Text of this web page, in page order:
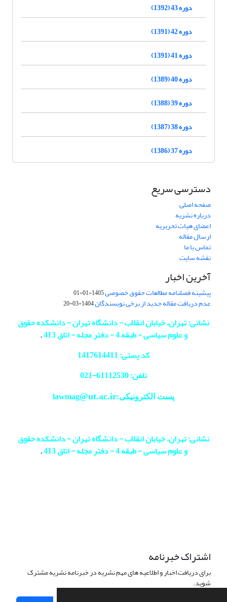
دوره 43 (1392)
دوره 42 (1391)
دوره 41 (1391)
دوره 40 (1389)
دوره 39 (1388)
دوره 38 (1387)
دوره 37 (1386)
دسترسی سریع
صفحه اصلی
درباره نشریه
اعضای هیات تحریریه
ارسال مقاله
تماس با ما
نقشه سایت
آخرین اخبار
پیشینه فصلنامه مطالعات حقوق خصوصی1405-01-01
عدم دریافت مقاله جدید از برخی نویسندگان1404-03-20
نشانی: تهران، خیابان انقلاب - دانشگاه تهران - دانشکده حقوق
و علوم سیاسی - طبقه 4 - دفتر مجله - اتاق 413
.
کد پستی: 1417614411
تلفن: 61112530-
021
پست الکترونیکی:lawmag@ut.ac.ir
نشانی: تهران، خیابان انقلاب - دانشگاه تهران - دانشکده حقوق
و علوم سیاسی - طبقه 4 - دفتر مجله - اتاق 413
.
اشتراک خبرنامه
برای دریافت اخبار و اطلاعیه های مهم نشریه در خبرنامه نشریه مشترک
شوید.